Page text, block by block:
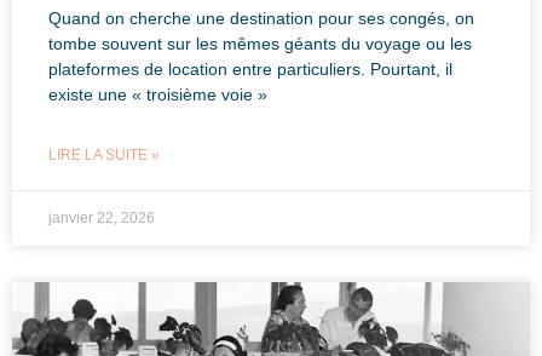
Quand on cherche une destination pour ses congés, on
tombe souvent sur les mêmes géants du voyage ou les
plateformes de location entre particuliers. Pourtant, il
existe une « troisième voie »
LIRE LA SUITE »
janvier 22, 2026